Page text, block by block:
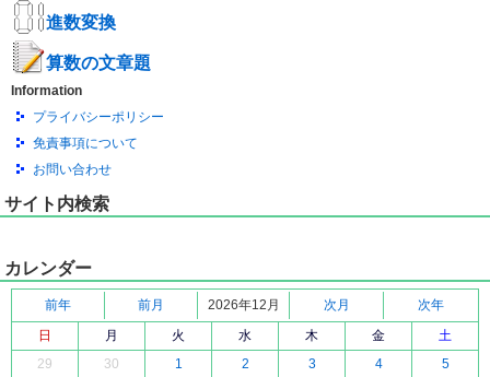
進数変換
算数の文章題
Information
プライバシーポリシー
免責事項について
お問い合わせ
サイト内検索
カレンダー
前年 前月 2026年12月 次月
次年
日
月 火 水 木 金
土
29
30 1 2 3 4 5